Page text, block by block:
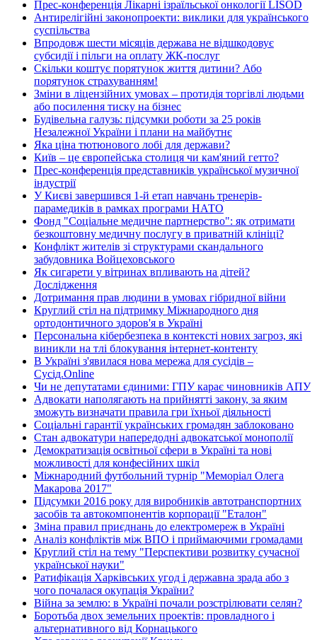
Прес-конференція Лікарні ізраїльської онкології LISOD
Антирелігійні законопроекти: виклики для українського
суспільства
Впродовж шести місяців держава не відшкодовує
субсидії і пільги на оплату ЖК-послуг
Скільки коштує порятунок життя дитини? Або
порятунок страхуванням!
Зміни в ліцензійних умовах – протидія торгівлі людьми
або посилення тиску на бізнес
Будівельна галузь: підсумки роботи за 25 років
Незалежної України і плани на майбутнє
Яка ціна тютюнового лобі для держави?
Київ – це європейська столиця чи кам'яний гетто?
Прес-конференція представників української музичної
індустрії
У Києві завершився 1-й етап навчань тренерів-
парамедиків в рамках програми НАТО
Фонд "Соціальне медичне партнерство": як отримати
безкоштовну медичну послугу в приватній клініці?
Конфлікт жителів зі структурами скандального
забудовника Войцеховського
Як сигарети у вітринах впливають на дітей?
Дослідження
Дотримання прав людини в умовах гібридної війни
Круглий стіл на підтримку Міжнародного дня
ортодонтичного здоров'я в Україні
Персональна кібербезпека в контексті нових загроз, які
виникли на тлі блокування інтернет-контенту
В Україні з'явилася нова мережа для сусідів –
Сусід.Online
Чи не депутатами єдиними: ГПУ карає чиновників АПУ
Адвокати наполягають на прийнятті закону, за яким
зможуть визначати правила гри їхньої діяльності
Соціальні гарантії українських громадян заблоковано
Стан адвокатури напередодні адвокатської монополії
Демократизація освітньої сфери в Україні та нові
можливості для конфесійних шкіл
Міжнародний футбольний турнір "Меморіал Олега
Макарова 2017"
Підсумки 2016 року для виробників автотранспортних
засобів та автокомпонентів корпорації "Еталон"
Зміна правил приєднань до електромереж в Україні
Аналіз конфліктів між ВПО і приймаючими громадами
Круглий стіл на тему "Перспективи розвитку сучасної
української науки"
Ратифікація Харківських угод і державна зрада або з
чого почалася окупація України?
Війна за землю: в Україні почали розстрілювати селян?
Боротьба двох земельних проектів: провладного і
альтернативного від Корнацького